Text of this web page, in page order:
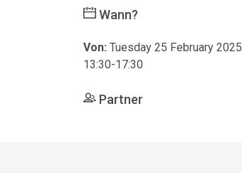
Wann?
Von: Tuesday 25 February 2025
13:30-17:30
Partner